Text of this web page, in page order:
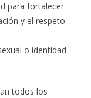
para fortalecer
y el respeto
o identidad
todos los